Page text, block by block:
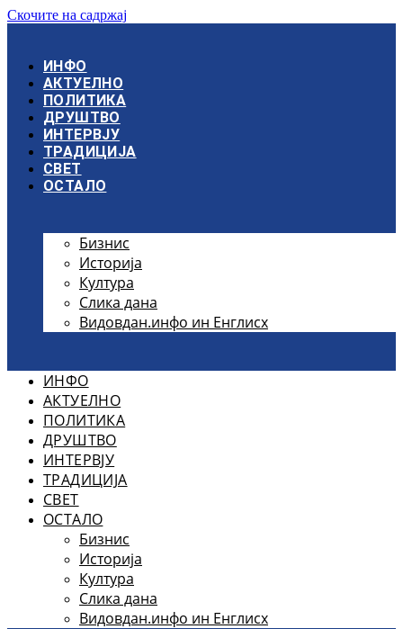
Скочите на садржај
ИНФО
АКТУЕЛНО
ПОЛИТИКА
ДРУШТВО
ИНТЕРВЈУ
ТРАДИЦИЈА
СВЕТ
ОСТАЛО
Бизнис
Историја
Култура
Слика дана
Видовдан.инфо ин Енглисх
ИНФО
АКТУЕЛНО
ПОЛИТИКА
ДРУШТВО
ИНТЕРВЈУ
ТРАДИЦИЈА
СВЕТ
ОСТАЛО
Бизнис
Историја
Култура
Слика дана
Видовдан.инфо ин Енглисх